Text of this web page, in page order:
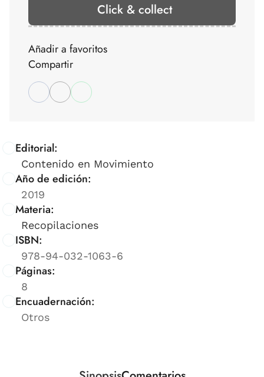
Editorial:
Contenido en Movimiento
Año de edición:
2019
Materia:
Recopilaciones
ISBN:
978-94-032-1063-6
Páginas:
8
Encuadernación:
Otros
Click & collect
Añadir a favoritos
Compartir